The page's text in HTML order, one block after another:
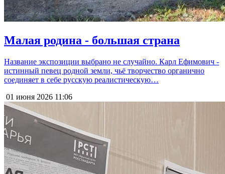
Малая родина - большая страна
Название экспозиции выбрано не случайно. Карл Ефимович -
истинный певец родной земли, чьё творчество органично
соединяет в себе русскую реалистическую…
01 июня 2026 11:06